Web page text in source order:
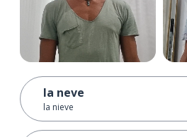
la neve
la nieve